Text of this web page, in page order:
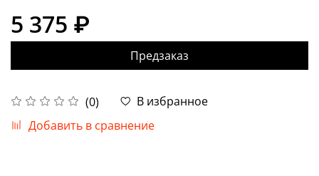
(0)
В избранное
Добавить в сравнение
5 375 ₽
Предзаказ